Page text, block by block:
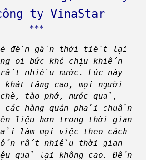
ty VinaStar
***
hè đến gần thời tiết lại
oi bức khó chịu khiến
nhiều nước. Lúc này
tăng cao, mọi người
tào phớ, nước quả,
hàng quán phải chuẩn
liệu hơn trong thời gian
làm mọi việc theo cách
rất nhiều thời gian
quả lại không cao. Đến